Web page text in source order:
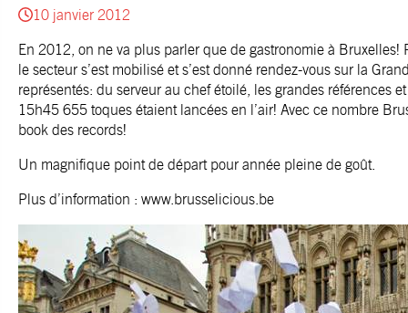
10 janvier 2012
En 2012, on ne va plus parler que de gastronomie à
le secteur s’est mobilisé et s’est donné rendez-vous sur la
représentés: du serveur au chef étoilé, les grandes références
15h45 655 toques étaient lancées en l’air! Avec ce nombre
book des records!
Un magnifique point de départ pour année pleine de goût.
Plus d’information : www.brusselicious.be